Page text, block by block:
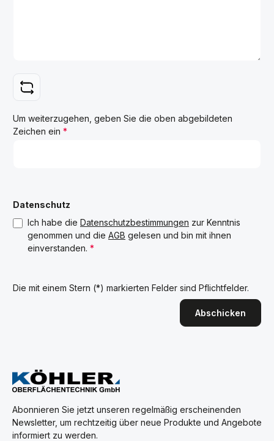
Um weiterzugehen, geben Sie die oben abgebildeten
Zeichen ein *
Datenschutz
Ich habe die Datenschutzbestimmungen zur Kenntnis
genommen und die AGB gelesen und bin mit ihnen
einverstanden. *
Die mit einem Stern (*) markierten Felder sind Pflichtfelder.
Abschicken
Abonnieren Sie jetzt unseren regelmäßig erscheinenden
Newsletter, um rechtzeitig über neue Produkte und Angebote
informiert zu werden.